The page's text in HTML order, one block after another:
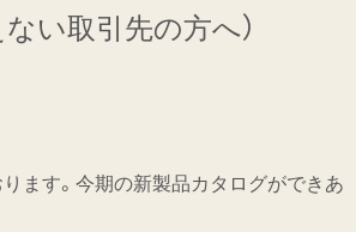
い取引先の方へ）
ます。今期の新製品カタログができあ